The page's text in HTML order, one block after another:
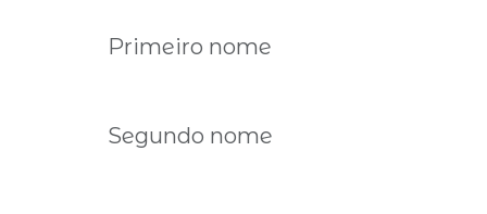
09 de fevereiro de 2026